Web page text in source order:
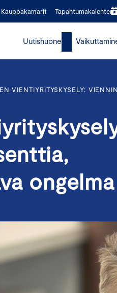
Kauppakamarit Tapahtumakalenteri
Uutishuone
VIENTIYRITYSKYSELY:
ongelma